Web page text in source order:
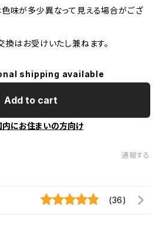
味が多少異なって見える場合がござ
換はお受けいたし兼ねます。
shipping available
Add to cart
内にお住まいの方向け
通報する
(36)